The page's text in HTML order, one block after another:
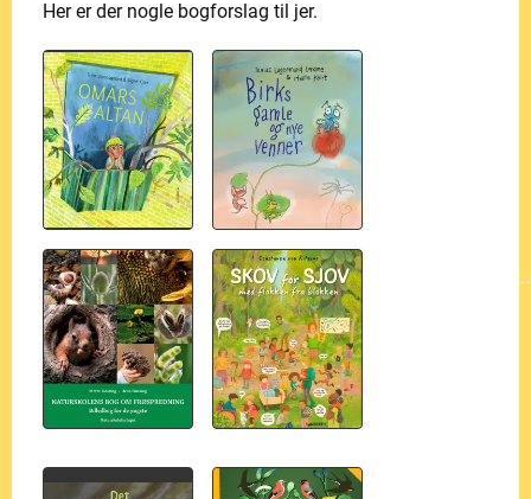
Her er der nogle bogforslag til jer.